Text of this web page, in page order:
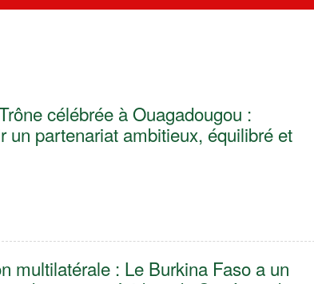
célébrée à Ouagadougou :
un partenariat ambitieux, équilibré et
multilatérale : Le Burkina Faso a un